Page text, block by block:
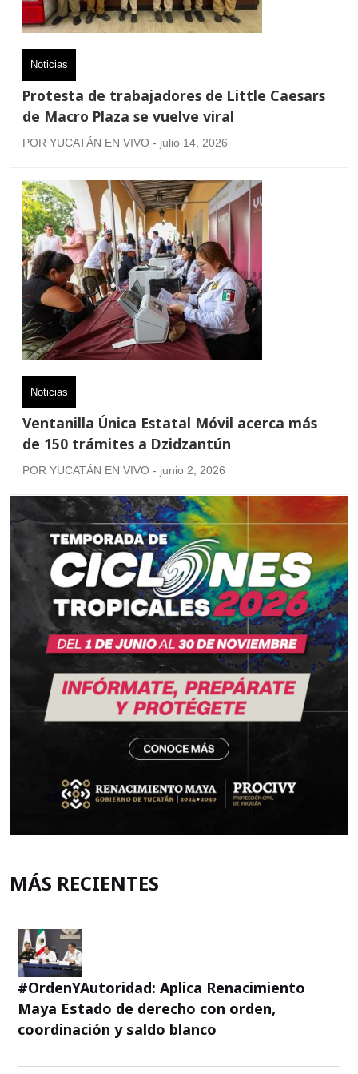
Noticias
Protesta de trabajadores de Little Caesars
de Macro Plaza se vuelve viral
POR YUCATÁN EN VIVO - julio 14, 2026
Noticias
Ventanilla Única Estatal Móvil acerca más
de 150 trámites a Dzidzantún
POR YUCATÁN EN VIVO - junio 2, 2026
MÁS RECIENTES
#OrdenYAutoridad: Aplica Renacimiento
Maya Estado de derecho con orden,
coordinación y saldo blanco